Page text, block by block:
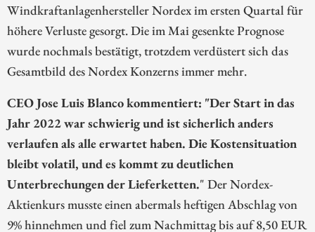
Windkraftanlagenhersteller Nordex im ersten Quartal für
höhere Verluste gesorgt. Die im Mai gesenkte Prognose
wurde nochmals bestätigt, trotzdem verdüstert sich das
Gesamtbild des Nordex Konzerns immer mehr.
CEO Jose Luis Blanco kommentiert: "Der Start in das
Jahr 2022 war schwierig und ist sicherlich anders
verlaufen als alle erwartet haben. Die Kostensituation
bleibt volatil, und es kommt zu deutlichen
Unterbrechungen der Lieferketten." Der Nordex-
Aktienkurs musste einen abermals heftigen Abschlag von
9% hinnehmen und fiel zum Nachmittag bis auf 8,50 EUR